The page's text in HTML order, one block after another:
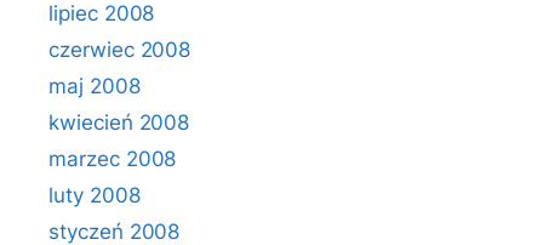
lipiec 2008
czerwiec 2008
maj 2008
kwiecień 2008
marzec 2008
luty 2008
styczeń 2008